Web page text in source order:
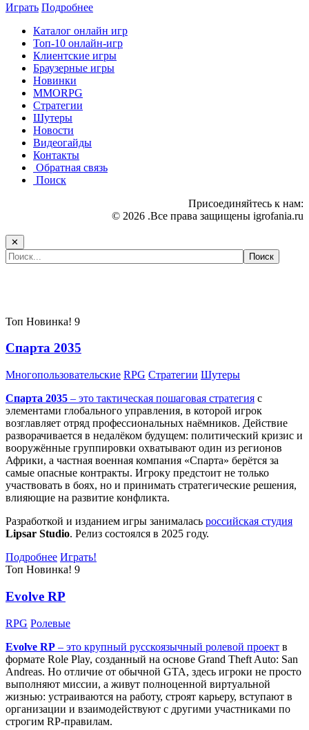
Играть Подробнее
Каталог онлайн игр
Топ-10 онлайн-игр
Клиентские игры
Браузерные игры
Новинки
MMORPG
Стратегии
Шутеры
Новости
Видеогайды
Контакты
Обратная связь
Поиск
Присоединяйтесь к нам:
© 2026 .Все права защищены igrofania.ru
✕
Топ Новинка! 9
Спарта 2035
Многопользовательские RPG Стратегии Шутеры
Спарта 2035 – это тактическая пошаговая стратегия с
элементами глобального управления, в которой игрок
возглавляет отряд профессиональных наёмников. Действие
разворачивается в недалёком будущем: политический кризис и
вооружённые группировки охватывают один из регионов
Африки, а частная военная компания «Спарта» берётся за
самые опасные контракты. Игроку предстоит не только
участвовать в боях, но и принимать стратегические решения,
влияющие на развитие конфликта.
Разработкой и изданием игры занималась российская студия
Lipsar Studio. Релиз состоялся в 2025 году.
Подробнее Играть!
Топ Новинка! 9
Evolve RP
RPG Ролевые
Evolve RP – это крупный русскоязычный ролевой проект в
формате Role Play, созданный на основе Grand Theft Auto: San
Andreas. Но отличие от обычной GTA, здесь игроки не просто
выполняют миссии, а живут полноценной виртуальной
жизнью: устраиваются на работу, строят карьеру, вступают в
организации и взаимодействуют с другими участниками по
строгим RP-правилам.